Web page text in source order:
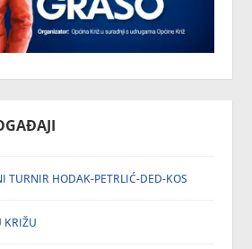
TURNIR HODAK-PETRLIĆ-DED-KOS
KRIŽU